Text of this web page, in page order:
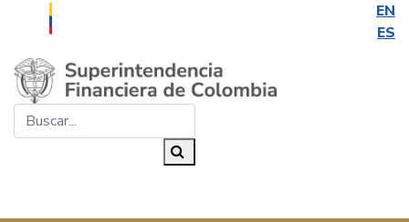
EN
ES
Saltar al contenido principal